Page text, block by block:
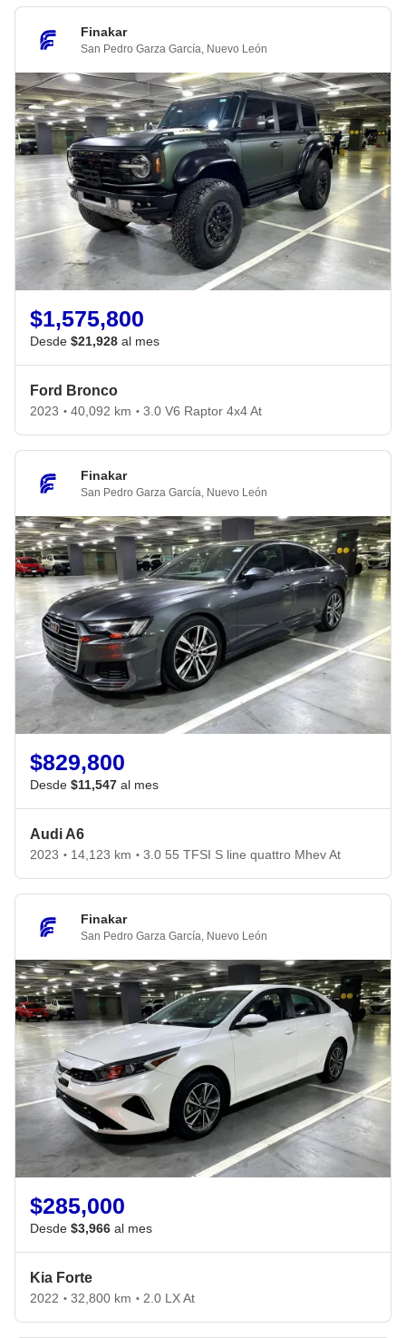
Finakar
San Pedro Garza García Nuevo León
$1,575,800
Desde $21,928 al mes
Ford Bronco
2023 • 40,092 km • 3.0 V6 Raptor 4x4 At
Finakar
San Pedro Garza García Nuevo León
$829,800
Desde $11,547 al mes
Audi A6
2023 • 14,123 km • 3.0 55 TFSI S line quattro Mhev At
Finakar
San Pedro Garza García Nuevo León
$285,000
Desde $3,966 al mes
Kia Forte
2022 • 32,800 km • 2.0 LX At